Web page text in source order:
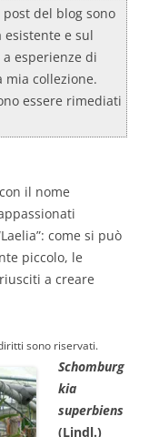
del blog sono
e sul
esperienze di
mia collezione.
essere rimediati
il nome
come si può
piccolo, le
a creare
sono riservati.
Schomburg
kia
superbiens
(Lindl.)